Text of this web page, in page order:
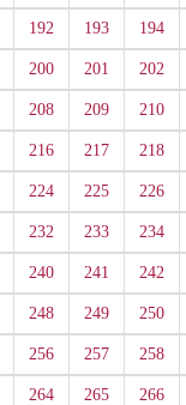
192 193 194
200 201 202
208 209 210
216 217 218
224 225 226
232 233 234
240 241 242
248 249 250
256 257 258
264 265 266